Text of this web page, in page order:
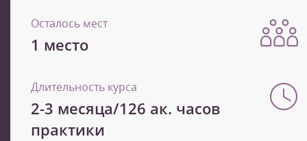
Осталось мест
1 место
Длительность курса
2-3 месяца/126 ак. часов
практики